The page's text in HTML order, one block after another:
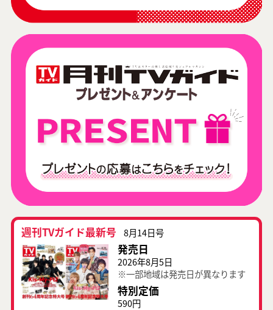
週刊TVガイド最新号 8月14日号
発売日
2026年8月5日
※一部地域は発売日が異なります
特別定価
590円